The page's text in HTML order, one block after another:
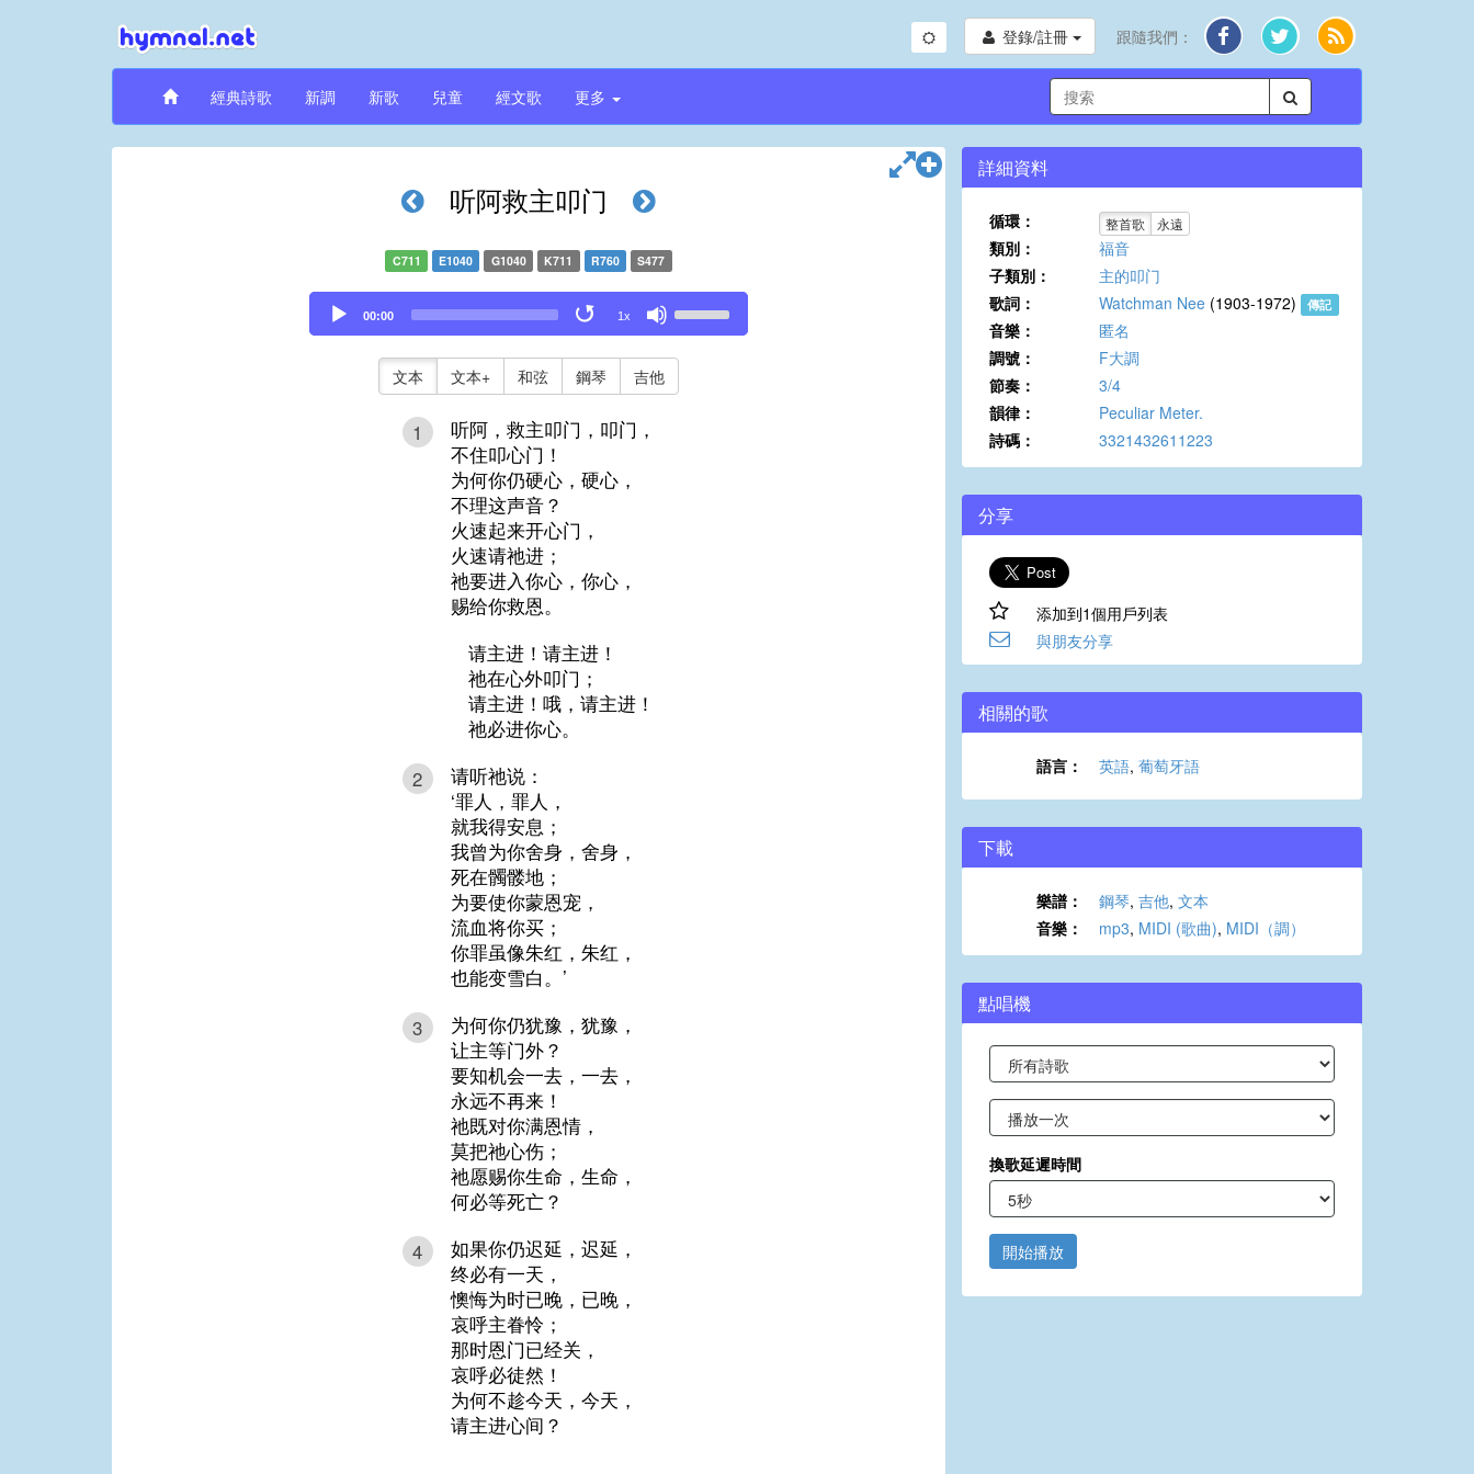
登錄/註冊 跟隨我們：
經典詩歌 新調 新歌 兒童 經文歌 更多
听阿救主叩门
C711 E1040 G1040 K711 R760 S477
Audio
Player
00:00 1x
Up/Down
to
文本 文本+ 和弦 鋼琴 吉他
1
听阿，救主叩门，叩门，
不住叩心门！
为何你仍硬心，硬心，
不理这声音？
火速起来开心门，
火速请祂进；
祂要进入你心，你心，
赐给你救恩。
请主进！请主进！
祂在心外叩门；
请主进！哦，请主进！
祂必进你心。
2
请听祂说：
‘罪人，罪人，
就我得安息；
我曾为你舍身，舍身，
死在髑髅地；
为要使你蒙恩宠，
流血将你买；
你罪虽像朱红，朱红，
也能变雪白。’
3
为何你仍犹豫，犹豫，
让主等门外？
要知机会一去，一去，
永远不再来！
祂既对你满恩情，
莫把祂心伤；
祂愿赐你生命，生命，
何必等死亡？
4
如果你仍迟延，迟延，
终必有一天，
懊悔为时已晚，已晚，
哀呼主眷怜；
那时恩门已经关，
哀呼必徒然！
为何不趁今天，今天，
请主进心间？
詳細資料
循環： 整首歌 永遠
類別：
福音
子類別：
主的叩门
歌詞：
Watchman Nee (1903-1972) 傳記
音樂：
匿名
調號：
F大調
節奏：
3/4
韻律：
Peculiar Meter.
詩碼：
3321432611223
分享
添加到1個用戶列表
與朋友分享
相關的歌
語言： 英語, 葡萄牙語
下載
樂譜： 鋼琴, 吉他, 文本
音樂：
mp3, MIDI (歌曲), MIDI（調）
點唱機
換歌延遲時間
開始播放